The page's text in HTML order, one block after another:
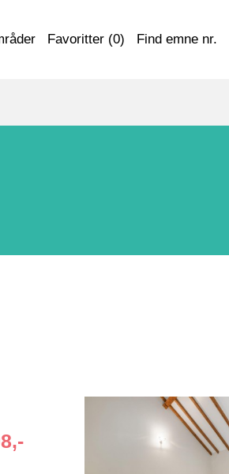
Favoritter (0) Find emne nr.